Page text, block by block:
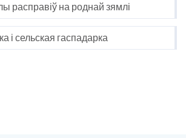
расправіў на роднай зямлі
і сельская гаспадарка